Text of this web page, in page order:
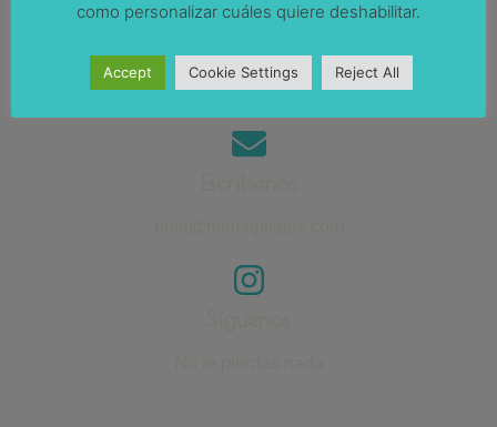
+34 647 654 128
como personalizar cuáles quiere deshabilitar.
Accept Cookie Settings Reject All